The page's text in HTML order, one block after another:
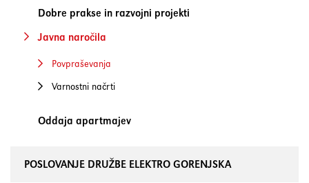
Dobre prakse in razvojni projekti
Javna naročila
Povpraševanja
Varnostni načrti
Oddaja apartmajev
POSLOVANJE DRUŽBE ELEKTRO GORENJSKA